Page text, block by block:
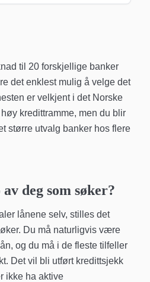
til 20 forskjellige banker
det enklest mulig å velge det
er velkjent i det Norske
kredittramme, men du blir
større utvalg banker hos flere
deg som søker?
lånene selv, stilles det
Du må naturligvis være
og du må i de fleste tilfeller
Det vil bli utført kredittsjekk
ikke ha aktive